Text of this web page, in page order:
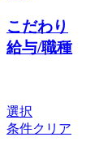
こだわり
給与/職種
選択
条件クリア